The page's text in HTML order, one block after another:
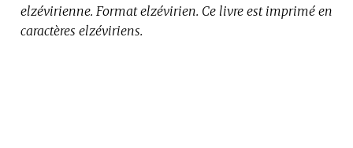
elzévirienne. Format elzévirien. Ce livre est imprimé en
caractères elzéviriens.